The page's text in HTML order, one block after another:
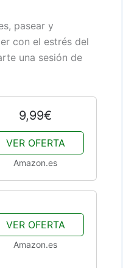
pasear y
con el estrés del
una sesión de
9,99€
VER OFERTA
Amazon.es
VER OFERTA
Amazon.es